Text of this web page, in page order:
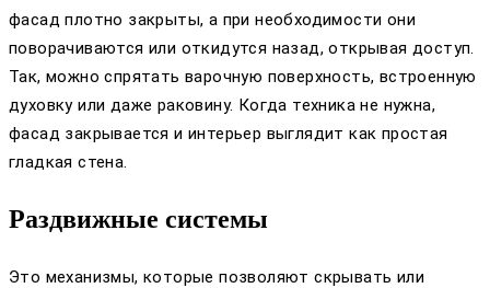
фасад плотно закрыты, а при необходимости они
поворачиваются или откидутся назад, открывая доступ.
Так, можно спрятать варочную поверхность, встроенную
духовку или даже раковину. Когда техника не нужна,
фасад закрывается и интерьер выглядит как простая
гладкая стена.
Раздвижные системы
Это механизмы, которые позволяют скрывать или